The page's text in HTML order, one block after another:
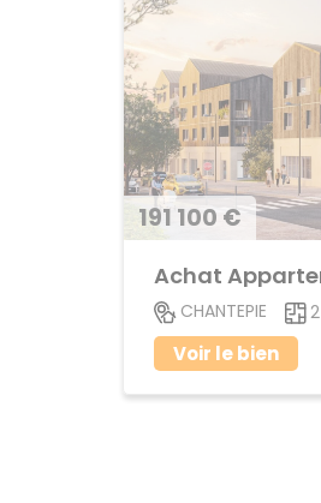
191 100 €
CHANTEPIE 2
Voir le bien